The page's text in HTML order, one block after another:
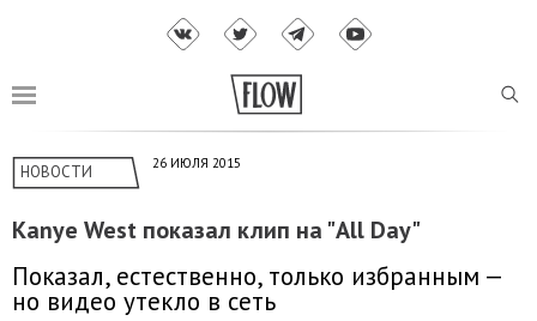
НОВОСТИ 26 ИЮЛЯ 2015
Kanye West показал клип на "All Day"
Показал, естественно, только избранным —
но видео утекло в сеть